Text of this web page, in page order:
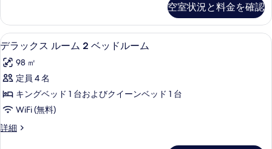
の
写
真
を
表
示
す
る
2
ベ
ッ
ド
ル
ー
ム
の
ア
ル
ー
2
ベ
ド
ル
ム
空室状況と料金を確認
デ
ラ
ッ
ク
ス
ル
ー
セーフティボックス (室内)、デスク
3
デラックス ルーム 2 ベッドルーム
98 ㎡
定員 4 名
キングベッド 1 台およびクイーンベッド 1 台
WiFi (無料)
詳細
デ